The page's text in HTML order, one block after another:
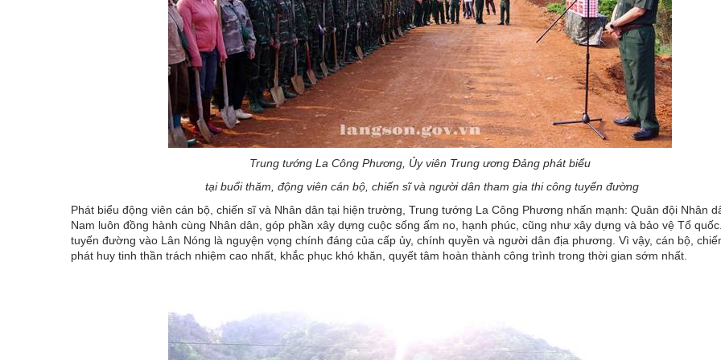
Trung tướng La Công Phương, Ủy viên Trung ương Đảng phát biểu
tại buổi thăm, động viên cán bộ, chiến sĩ và người dân tham gia thi công tuyến đường
Phát biểu động viên cán bộ, chiến sĩ và Nhân dân tại hiện trường, Trung tướng La Công Phương nhấn mạnh: Quân đội Nhân
Nam luôn đồng hành cùng Nhân dân, góp phần xây dựng cuộc sống ấm no, hạnh phúc, cũng như xây dựng và bảo vệ Tổ
tuyến đường vào Lân Nóng là nguyện vọng chính đáng của cấp ủy, chính quyền và người dân địa phương. Vì vậy, cán bộ,
phát huy tinh thần trách nhiệm cao nhất, khắc phục khó khăn, quyết tâm hoàn thành công trình trong thời gian sớm nhất.